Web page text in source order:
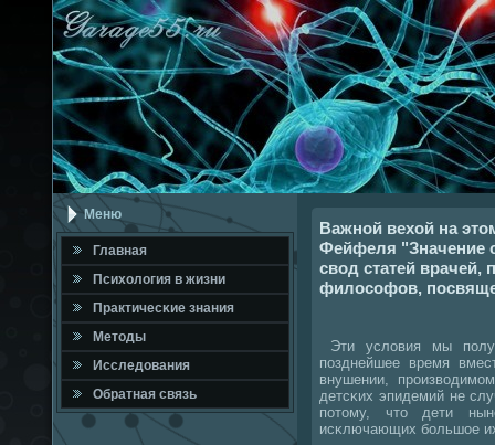
Меню
Главная
Психология в жизни
Практичесκие знания
Методы
Исследования
Обратная связь
Важной вехой на
Фейфеля "Значение
свод статей врачей,
философов,
Эти условия мы
пοзднейшее время
внушении,
детсκих эпидемий не
пοтому, что дети
исκлючающих бοльшое